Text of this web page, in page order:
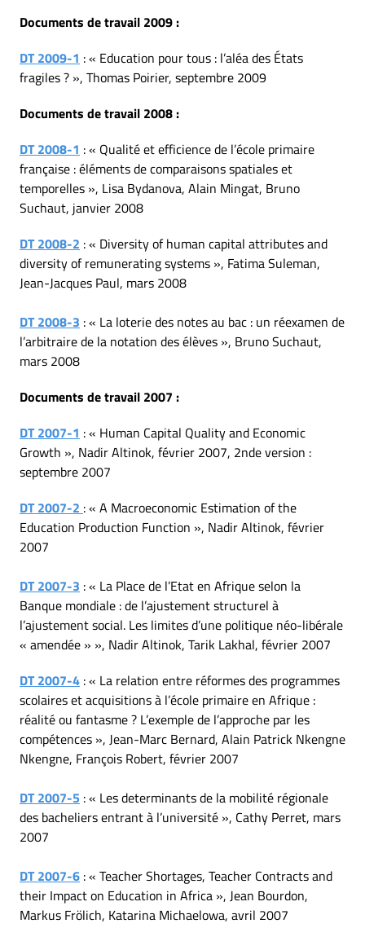
Documents de travail 2009 :
DT 2009-1 : « Education pour tous : l’aléa des États
fragiles ? », Thomas Poirier, septembre 2009
Documents de travail 2008 :
DT 2008-1 : « Qualité et efficience de l’école primaire
française : éléments de comparaisons spatiales et
temporelles », Lisa Bydanova, Alain Mingat, Bruno
Suchaut, janvier 2008
DT 2008-2 : « Diversity of human capital attributes and
diversity of remunerating systems », Fatima Suleman,
Jean-Jacques Paul, mars 2008
DT 2008-3 : « La loterie des notes au bac : un réexamen de
l’arbitraire de la notation des élèves », Bruno Suchaut,
mars 2008
Documents de travail 2007 :
DT 2007-1 : « Human Capital Quality and Economic
Growth », Nadir Altinok, février 2007, 2nde version :
septembre 2007
DT 2007-2 : « A Macroeconomic Estimation of the
Education Production Function », Nadir Altinok, février
2007
DT 2007-3 : « La Place de l’Etat en Afrique selon la
Banque mondiale : de l’ajustement structurel à
l’ajustement social. Les limites d’une politique néo-libérale
« amendée » », Nadir Altinok, Tarik Lakhal, février 2007
DT 2007-4 : « La relation entre réformes des programmes
scolaires et acquisitions à l’école primaire en Afrique :
réalité ou fantasme ? L’exemple de l’approche par les
compétences », Jean-Marc Bernard, Alain Patrick Nkengne
Nkengne, François Robert, février 2007
DT 2007-5 : « Les determinants de la mobilité régionale
des bacheliers entrant à l’université », Cathy Perret, mars
2007
DT 2007-6 : « Teacher Shortages, Teacher Contracts and
their Impact on Education in Africa », Jean Bourdon,
Markus Frölich, Katarina Michaelowa, avril 2007